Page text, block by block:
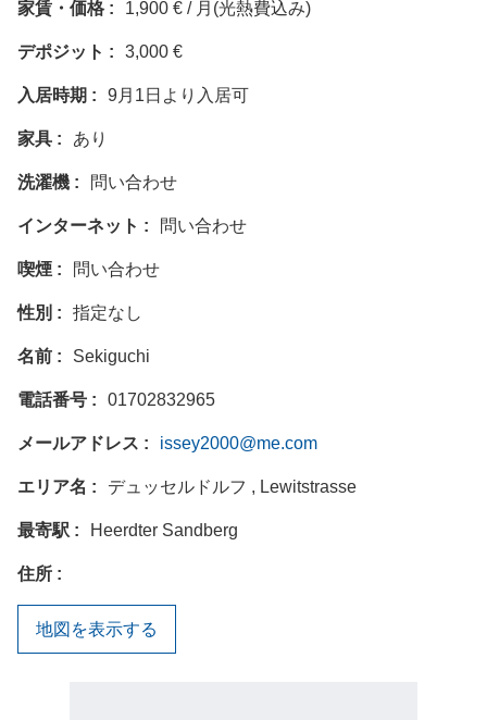
家賃・価格 1,900 € / 月(光熱費込み)
デポジット 3,000 €
入居時期 9月1日より入居可
家具 あり
洗濯機 問い合わせ
インターネット 問い合わせ
喫煙 問い合わせ
性別 指定なし
名前 Sekiguchi
電話番号 01702832965
メールアドレス issey2000@me.com
エリア名 デュッセルドルフ , Lewitstrasse
最寄駅 Heerdter Sandberg
住所
地図を表示する